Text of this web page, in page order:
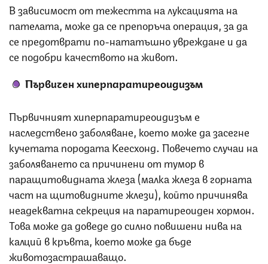
В зависимост от тежестта на луксацията на
пателата, може да се препоръча операция, за да
се предотврати по-нататъшно увреждане и да
се подобри качеството на живот.
Първичен хиперпаратиреоидизъм
Първичният хиперпаратиреоидизъм е
наследствено заболяване, което може да засегне
кучетата породата Кеесхонд. Повечето случаи на
заболяването са причинени от тумор в
паращитовидната жлеза (малка жлеза в горната
част на щитовидните жлези), който причинява
неадекватна секреция на паратиреоиден хормон.
Това може да доведе до силно повишени нива на
калций в кръвта, което може да бъде
животозастрашаващо.